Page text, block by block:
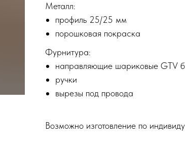
Металл:
профиль 25/25 мм
порошковая покраска
Фурнитура:
направляющие шариковые GTV
ручки
вырезы под провода
Возможно изготовление по